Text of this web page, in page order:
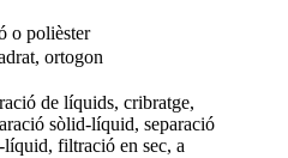
o polièster
ortogon
de líquids, cribratge,
sòlid-líquid, separació
líquid, filtració en sec, a